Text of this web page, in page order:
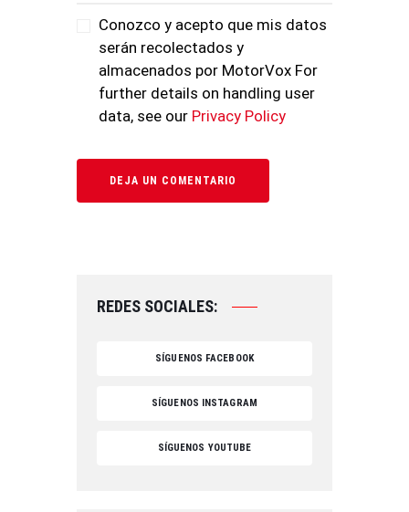
Conozco y acepto que mis datos
serán recolectados y
almacenados por MotorVox For
further details on handling user
data, see our Privacy Policy
REDES SOCIALES:
SÍGUENOS FACEBOOK
SÍGUENOS INSTAGRAM
SÍGUENOS YOUTUBE